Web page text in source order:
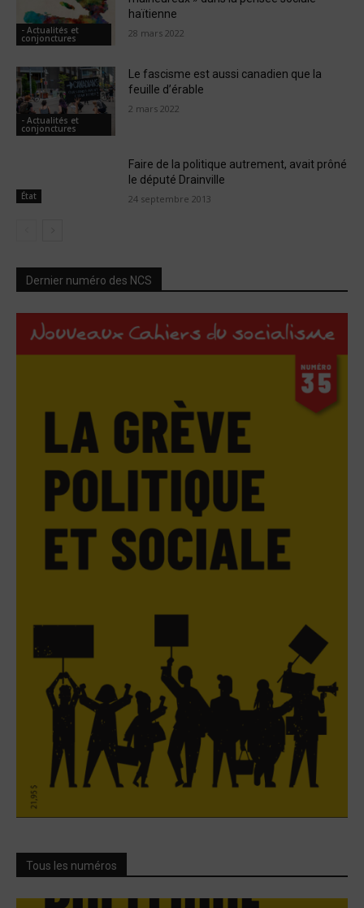
- Actualités et
conjonctures
haïtienne
28 mars 2022
- Actualités et
conjonctures
Le fascisme est aussi canadien que la
feuille d’érable
2 mars 2022
État
Faire de la politique autrement, avait prôné
le député Drainville
24 septembre 2013
Dernier numéro des NCS
Tous les numéros